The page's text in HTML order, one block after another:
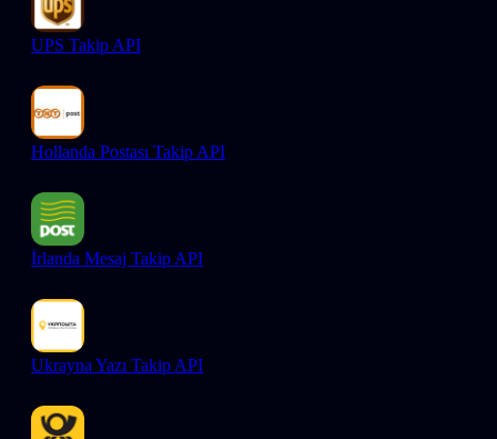
UPS Takip API
Hollanda Postası Takip API
İrlanda Mesaj Takip API
Ukrayna Yazı Takip API